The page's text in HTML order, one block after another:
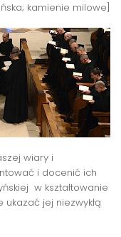
kamienie milowe]
wiary i
i docenić ich
w kształtowanie
jej niezwykłą